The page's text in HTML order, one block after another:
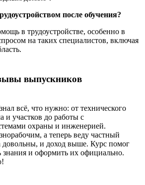
после обучения?
в трудоустройстве, особенно в
на таких специалистов, включая
выпускников
всё, что нужно: от технического
и участков до работы с
охраны и инженерией.
а теперь веду частный
довольны, и доход выше. Курс помог
знания и оформить их официально.